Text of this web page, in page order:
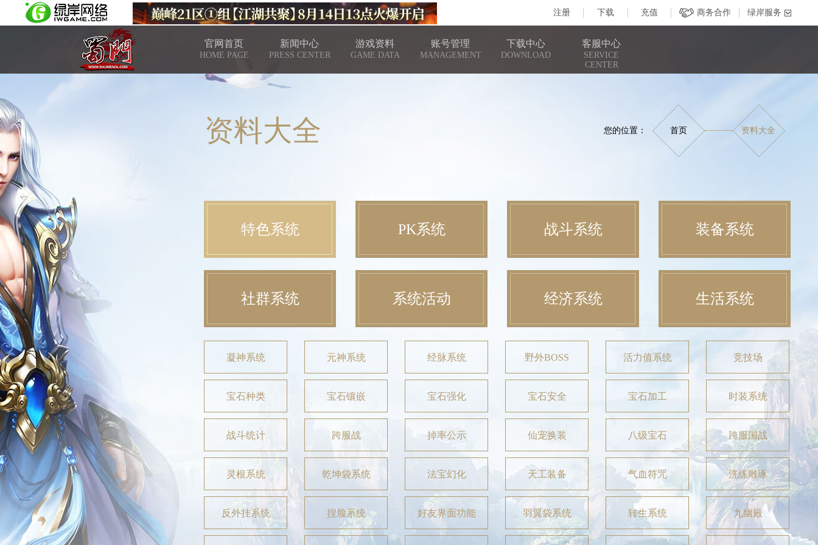
官网首页
HOME PAGE
新闻中心
PRESS CENTER
游戏资料
GAME DATA
账号管理
MANAGEMENT
下载中心
DOWNLOAD
客服中心
SERVICE
CENTER
资料大全 您的位置： 首页 资料大全
特色系统
凝神系统 元神系统 经脉系统 野外BOSS 活力值系统 竞技场
宝石种类 宝石镶嵌 宝石强化 宝石安全 宝石加工 时装系统
战斗统计 跨服战 掉率公示 仙宠换装 八级宝石 跨服国战
灵根系统 乾坤袋系统 法宝幻化 天工装备 气血符咒 洗练雕琢
反外挂系统 捏脸系统 好友界面功能 羽翼袋系统 转生系统 九幽殿
PK系统 战斗系统 装备系统
社群系统 系统活动 经济系统 生活系统